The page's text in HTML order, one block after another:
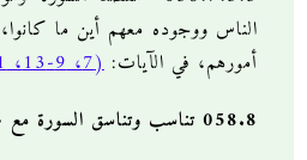
الناس ووجوده معهم أين ما
أمورهم، في الآيات:(7، 9-13، 21)
058.8 تناسب وتناسق السورة مع غيرها من السور: